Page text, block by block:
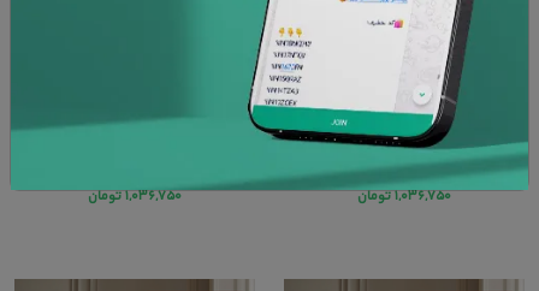
رومیزی ساده 63 خانه مسعود
۱,۵۹۵,۰۰۰
۱,۰۳۶,۷۵۰تومان
۱,۰۳۶,۷۵۰تومان